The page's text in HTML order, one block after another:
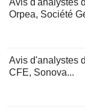
Orpea, Société
Avis d'analystes
CFE, Sonova...